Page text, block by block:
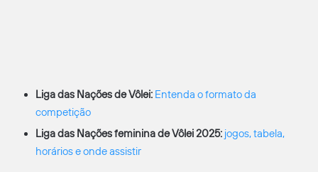
Liga das Nações de Vôlei: Entenda o formato da
competição
Liga das Nações feminina de Vôlei 2025: jogos, tabela,
horários e onde assistir